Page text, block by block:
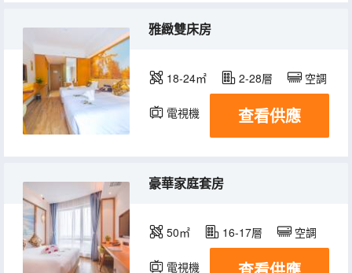
雅緻雙床房
18-24㎡ 2-28層 空調
電視機 查看供應
豪華家庭套房
50㎡ 16-17層 空調
電視機